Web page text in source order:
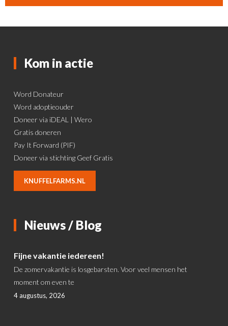
Kom in actie
Word Donateur
Word adoptieouder
Doneer via iDEAL | Wero
Gratis doneren
Pay It Forward (PIF)
Doneer via stichting Geef Gratis
KNUFFELFARMS.NL
Nieuws / Blog
Fijne vakantie iedereen!
De zomervakantie is losgebarsten. Voor veel mensen het
moment om even te
4 augustus, 2026